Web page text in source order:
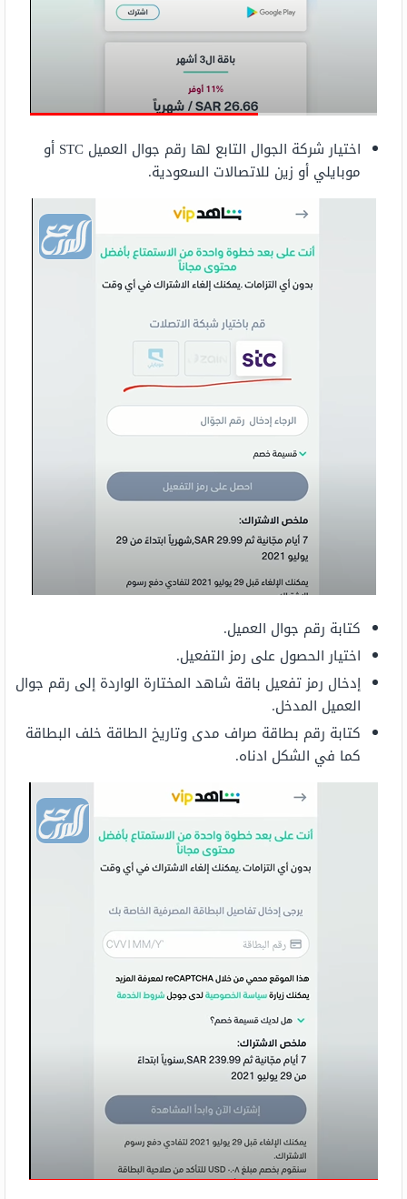
اختيار شركة الجوال التابع لها رقم جوال العميل STC أو
موبايلي أو زين للاتصالات السعودية.
كتابة رقم جوال العميل.
اختيار الحصول على رمز التفعيل.
إدخال رمز تفعيل باقة شاهد المختارة الواردة إلى رقم جوال
العميل المدخل.
كتابة رقم بطاقة صراف مدى وتاريخ الطاقة خلف البطاقة
كما في الشكل ادناه.